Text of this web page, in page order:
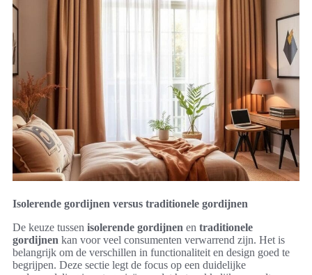
Isolerende gordijnen versus traditionele gordijnen
De keuze tussen isolerende gordijnen en traditionele
gordijnen kan voor veel consumenten verwarrend zijn. Het is
belangrijk om de verschillen in functionaliteit en design goed te
begrijpen. Deze sectie legt de focus op een duidelijke